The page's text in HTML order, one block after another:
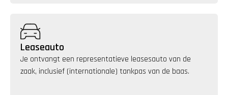
Leaseauto
Je ontvangt een representatieve leasesauto van de
zaak, inclusief (internationale) tankpas van de baas.